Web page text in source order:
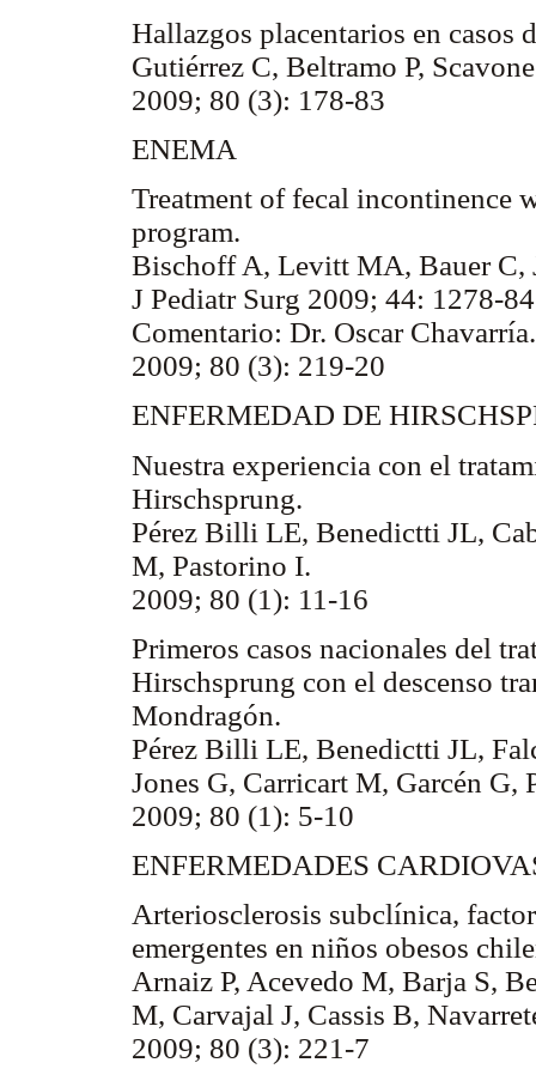
Hallazgos placentarios en casos
Gutiérrez C, Beltramo P,
2009; 80 (3): 178-83
ENEMA
Treatment of fecal incontinence
program.
Bischoff A, Levitt MA, Bauer C,
J Pediatr Surg 2009; 44: 1278-84
Comentario: Dr. Oscar Chavarría.
2009; 80 (3): 219-20
ENFERMEDAD DE
Nuestra experiencia con el
Hirschsprung.
Pérez Billi LE, Benedictti JL,
M, Pastorino I.
2009; 80 (1): 11-16
Primeros casos nacionales del
Hirschsprung con el descenso
Mondragón.
Pérez Billi LE, Benedictti JL,
Jones G, Carricart M, Garcén G,
2009; 80 (1): 5-10
ENFERMEDADES
Arteriosclerosis subclínica,
emergentes en niños obesos
Arnaiz P, Acevedo M, Barja S,
M, Carvajal J, Cassis B,
2009; 80 (3): 221-7